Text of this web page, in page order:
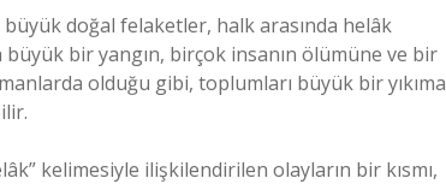
doğal felaketler, halk arasında helâk
bir yangın, birçok insanın ölümüne ve bir
olduğu gibi, toplumları büyük bir yıkıma
kelimesiyle ilişkilendirilen olayların bir kısmı,